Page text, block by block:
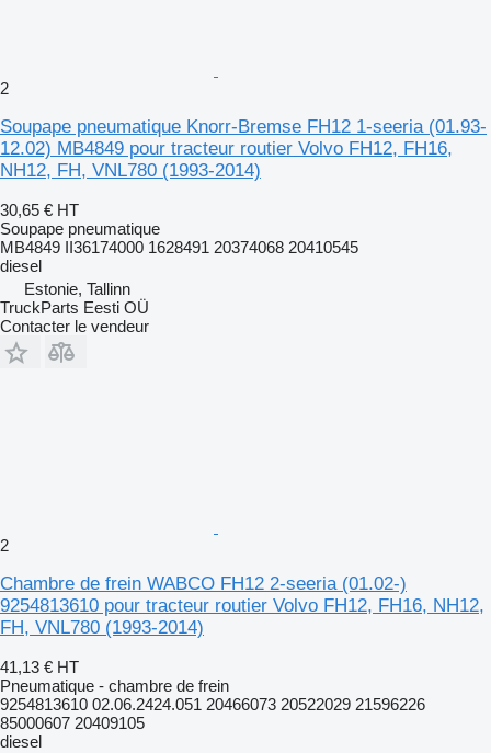
2
Soupape pneumatique Knorr-Bremse FH12 1-seeria (01.93-
12.02) MB4849 pour tracteur routier Volvo FH12, FH16,
NH12, FH, VNL780 (1993-2014)
30,65 € HT
Soupape pneumatique
MB4849 II36174000 1628491 20374068 20410545
diesel
Estonie, Tallinn
TruckParts Eesti OÜ
Contacter le vendeur
2
Chambre de frein WABCO FH12 2-seeria (01.02-)
9254813610 pour tracteur routier Volvo FH12, FH16, NH12,
FH, VNL780 (1993-2014)
41,13 € HT
Pneumatique - chambre de frein
9254813610 02.06.2424.051 20466073 20522029 21596226
85000607 20409105
diesel